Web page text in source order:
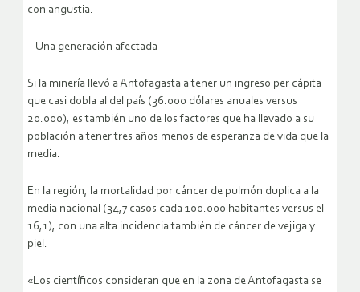
con angustia.
– Una generación afectada –
Si la minería llevó a Antofagasta a tener un ingreso per cápita
que casi dobla al del país (36.000 dólares anuales versus
20.000), es también uno de los factores que ha llevado a su
población a tener tres años menos de esperanza de vida que la
media.
En la región, la mortalidad por cáncer de pulmón duplica a la
media nacional (34,7 casos cada 100.000 habitantes versus el
16,1), con una alta incidencia también de cáncer de vejiga y
piel.
«Los científicos consideran que en la zona de Antofagasta se